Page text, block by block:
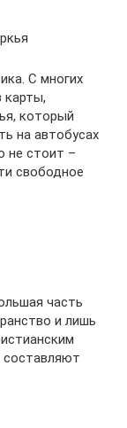
С многих
который
на автобусах
не стоит –
свободное
часть
и лишь
составляют